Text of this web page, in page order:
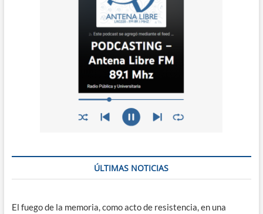
ÚLTIMAS NOTICIAS
El fuego de la memoria, como acto de resistencia, en una